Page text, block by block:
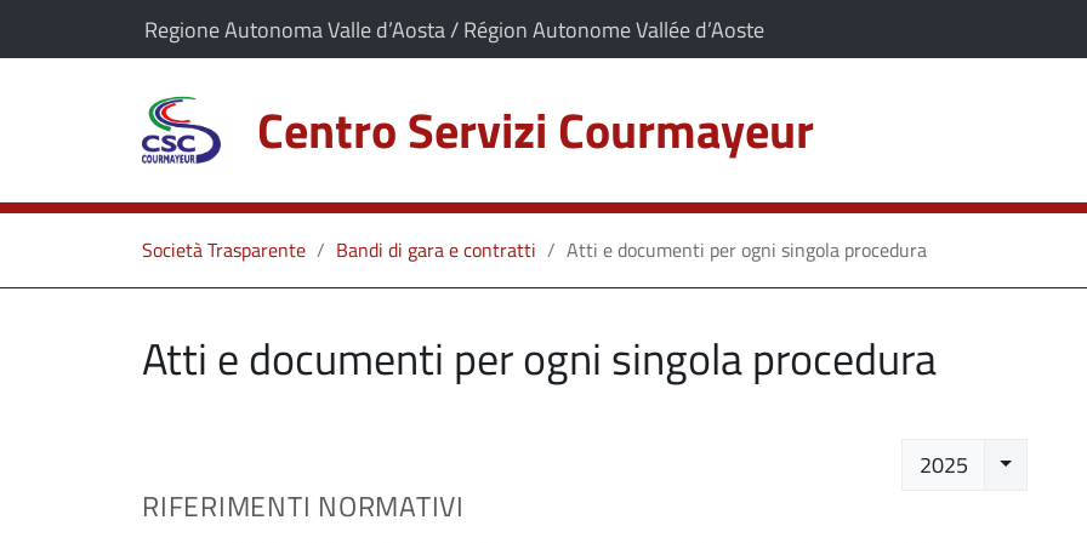
vai al contenuto
vai al menu principaleIl comune di Centro Servizi Courmayeur appartiene a:
Regione Autonoma Valle d’Aosta / Région Autonome Vallée d’Aoste(Apre il link in una nuova scheda)
Centro Servizi Courmayeur
Società Trasparente Bandi di gara e contratti Atti e documenti per ogni singola procedura
Atti e documenti per ogni singola procedura
2025
RIFERIMENTI NORMATIVI